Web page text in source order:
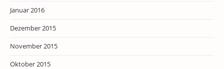
Januar 2016
Dezember 2015
November 2015
Oktober 2015